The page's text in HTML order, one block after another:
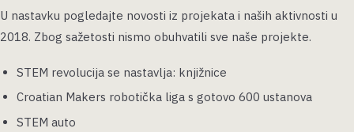
U nastavku pogledajte novosti iz projekata i naših aktivnosti u
2018. Zbog sažetosti nismo obuhvatili sve naše projekte.
STEM revolucija se nastavlja: knjižnice
Croatian Makers robotička liga s gotovo 600 ustanova
STEM auto